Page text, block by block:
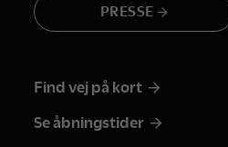
PRESSE
Find vej på kort
Se åbningstider